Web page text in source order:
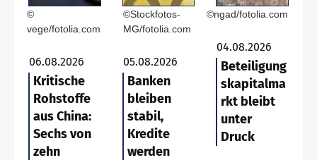
©
vege/fotolia.com
06.08.2026
Kritische
Rohstoffe
aus China:
Sechs von
zehn
©Stockfotos-
MG/fotolia.com
05.08.2026
Banken
bleiben
stabil,
Kredite
werden
©ngad/fotolia.com
04.08.2026
Beteiligung
skapitalma
rkt bleibt
unter
Druck